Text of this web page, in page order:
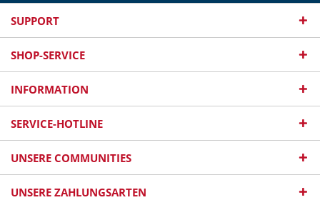
SUPPORT
SHOP-SERVICE
INFORMATION
SERVICE-HOTLINE
UNSERE COMMUNITIES
UNSERE ZAHLUNGSARTEN